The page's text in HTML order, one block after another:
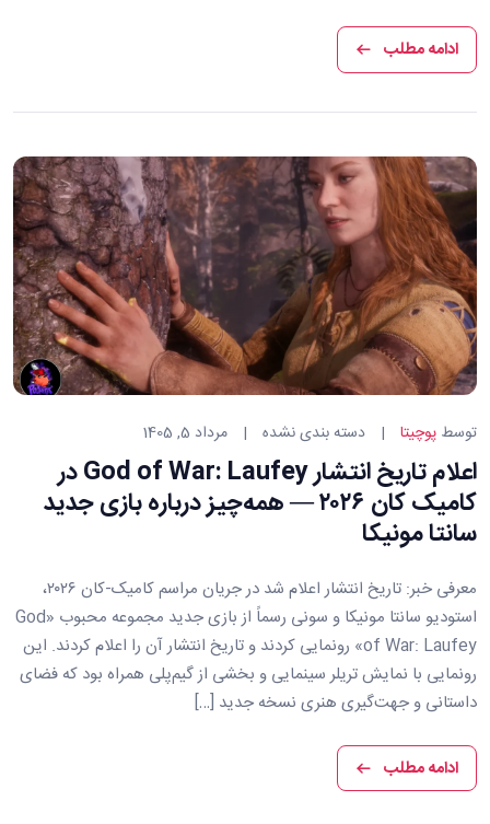
ادامه مطلب
توسط پوچیتا
دسته
بندی
ها:
دسته بندی نشده مرداد 5, 1405
اعلام تاریخ انتشار God of War: Laufey در
کامیک کان ۲۰۲۶ — همه‌چیز درباره بازی جدید
سانتا مونیکا
معرفی خبر: تاریخ انتشار اعلام شد در جریان مراسم کامیک-کان ۲۰۲۶،
استودیو سانتا مونیکا و سونی رسماً از بازی جدید مجموعه محبوب «God
of War: Laufey» رونمایی کردند و تاریخ انتشار آن را اعلام کردند. این
رونمایی با نمایش تریلر سینمایی و بخشی از گیم‌پلی همراه بود که فضای
داستانی و جهت‌گیری هنری نسخه جدید […]
ادامه مطلب